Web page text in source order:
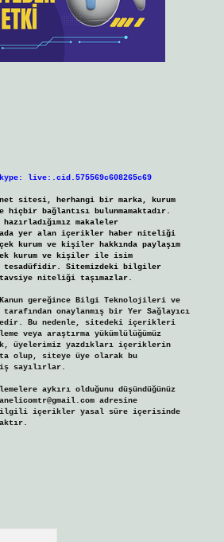
live:.cid.575569c608265c69
sitesi, herhangi bir marka, kurum
bağlantısı bulunmamaktadır.
makaleler
yer alan içerikler haber niteliği
kurum ve kişiler hakkında paylaşım
kurum ve kişiler ile isim
tesadüfidir. Sitemizdeki bilgiler
niteliği taşımazlar.
gereğince Bilgi Teknolojileri ve
onaylanmış bir Yer Sağlayıcı
Bu nedenle, sitedeki içerikleri
veya araştırma yükümlülüğümüz
üyelerimiz yazdıkları içeriklerin
olup, siteye üye olarak bu
sayılırlar.
aykırı olduğunu düşündüğünüz
adresine
ilgili içerikler yasal süre içerisinde